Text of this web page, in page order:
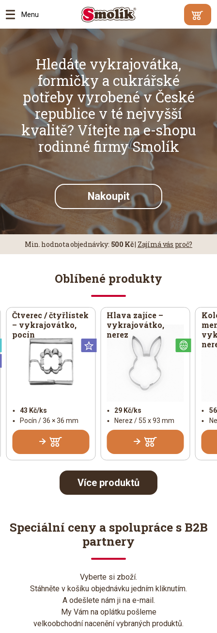
Menu
Přejít
Hledáte vykrajovátka,
formičky a cukrářské
potřeby vyrobené v České
republice v té nejvyšší
kvalitě? Vítejte na e-shopu
rodinné firmy Smolík
Nakoupit
Min. hodnota objednávky: 500 Kč| Zajímá vás proč?
Oblíbené produkty
Universální
Čtverec / čtyřlístek
– vykrajovátko,
pocín
43 Kč/ks
Pocín / 36 × 36 mm
Hlava zajíce –
vykrajovátko,
nerez
29 Kč/ks
Nerez / 55 x 93 mm
Speciální
Universální
Více produktů
Speciální ceny a spolupráce s B2B
partnery
Vyberte si zboží.
Stáhněte v košíku objednávku jedním kliknutím.
A odešlete nám ji na e-mail.
My Vám na oplátku pošleme
velkoobchodní nacenění vybraných produktů.